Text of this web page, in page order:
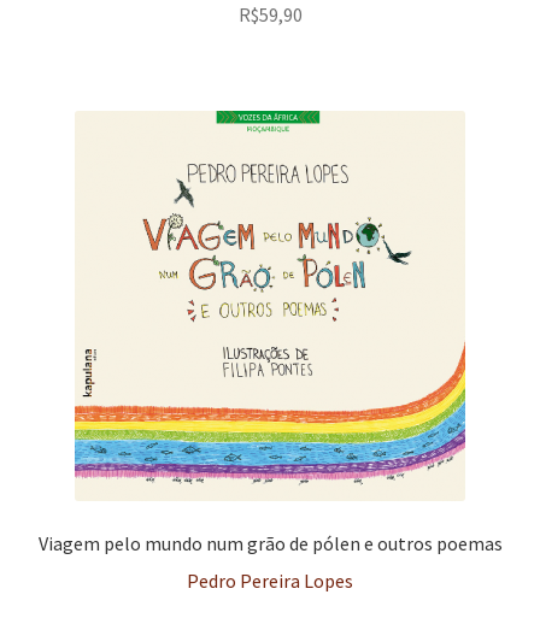
R$59,90
Viagem pelo mundo num grão de pólen e outros poemas
Pedro Pereira Lopes